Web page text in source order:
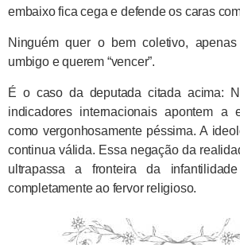
embaixo fica cega e defende os caras
Ninguém quer o bem coletivo,
umbigo e querem “vencer”.
É o caso da deputada citada acima:
indicadores internacionais apontem a
como vergonhosamente péssima. A
continua válida. Essa negação da
ultrapassa a fronteira da
completamente ao fervor religioso.